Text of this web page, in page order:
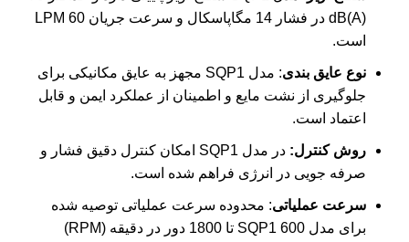
dB(A) در فشار 14 مگاپاسکال و سرعت جریان 60 LPM
است.
نوع عایق بندی
: مدل SQP1 مجهز به عایق مکانیکی برای
جلوگیری از نشت مایع و اطمینان از عملکرد ایمن و قابل
اعتماد است.
روش کنترل:
در مدل SQP1 امکان کنترل دقیق فشار و
صرفه جویی در انرژی فراهم شده است.
سرعت عملیاتی: محدوده سرعت عملیاتی توصیه شده
برای مدل SQP1 600 تا 1800 دور در دقیقه (RPM)